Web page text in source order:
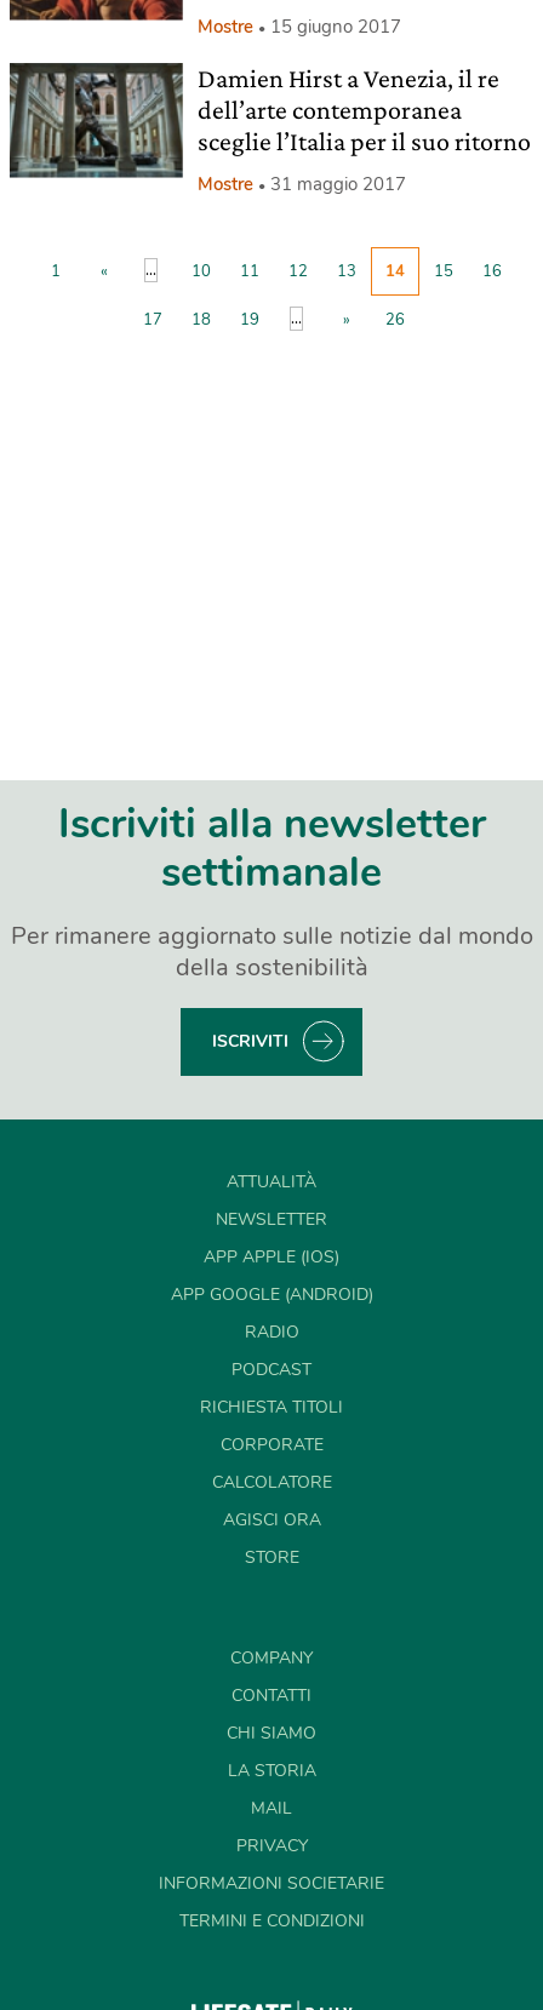
Mostre 15 giugno 2017
Damien Hirst a Venezia, il re
dell’arte contemporanea
sceglie l’Italia per il suo ritorno
Mostre 31 maggio 2017
1 « ... 10 11 12 13 14 15 16
17 18 19 ... » 26
Iscriviti alla newsletter
settimanale
Per rimanere aggiornato sulle notizie dal mondo
della sostenibilità
ISCRIVITI
ATTUALITÀ
NEWSLETTER
APP APPLE (IOS)
APP GOOGLE (ANDROID)
RADIO
PODCAST
RICHIESTA TITOLI
CORPORATE
CALCOLATORE
AGISCI ORA
STORE
COMPANY
CONTATTI
CHI SIAMO
LA STORIA
MAIL
PRIVACY
INFORMAZIONI SOCIETARIE
TERMINI E CONDIZIONI